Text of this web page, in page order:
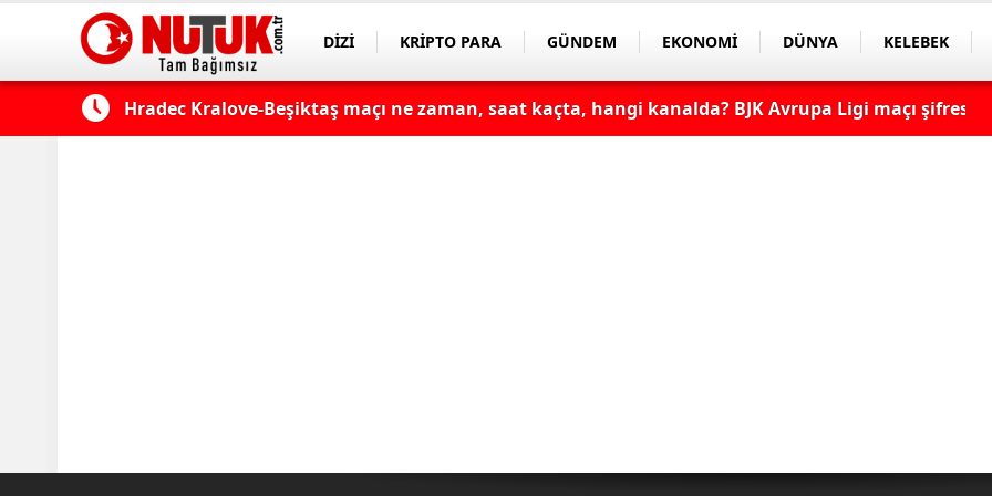
DİZİ KRİPTO PARA GÜNDEM EKONOMİ DÜNYA KELEBEK
Hradec Kralove-Beşiktaş maçı ne zaman, saat kaçta, hangi kanalda? BJK Avrupa Ligi maçı şifresiz
kanalda mı? Hradec Kralove-Beşiktaş maçı şifresiz, HD canlı yayın
Fenerbahçe - Sturm Graz Maçı Ne Zaman, Saat Kaçta, Hangi Kanalda? TV100 Şifresiz Canlı Maç İzle